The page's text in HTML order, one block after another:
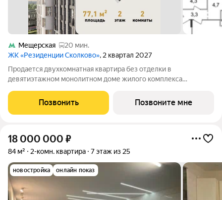
Мещерская
20 мин.
ЖК «Резиденции Сколково», 2 квартал 2027
Продается двухкомнатная квартира без отделки в
девятиэтажном монолитном доме жилого комплекса
этаж 2 из 9. Срок сдачи - 2 квартал 2027 года. ТОЛЬКО ДО 31
АВГУСТА выгодные условия на
Позвонить Позвоните мне
18 000 000 ₽
84 м² 2-комн. квартира 7 этаж из 25
новостройка онлайн показ